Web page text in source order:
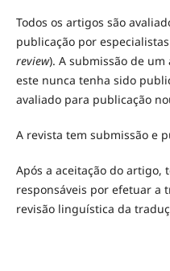
Todos os artigos são
publicação por
review). A submissão de um
este nunca tenha sido
avaliado para publicação
A revista tem submissão e
Após a aceitação do artigo,
responsáveis por efetuar a
revisão linguística da